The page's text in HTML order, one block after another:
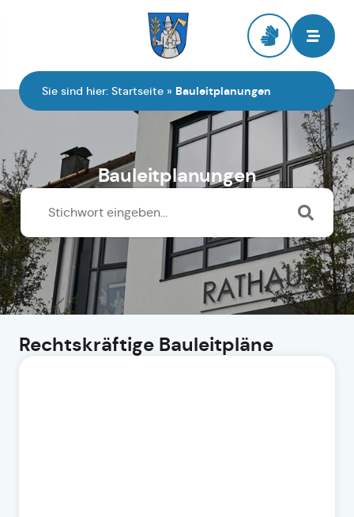
Sie sind hier: Startseite » Bauleitplanungen
Bauleitplanungen
Rechtskräftige Bauleitpläne